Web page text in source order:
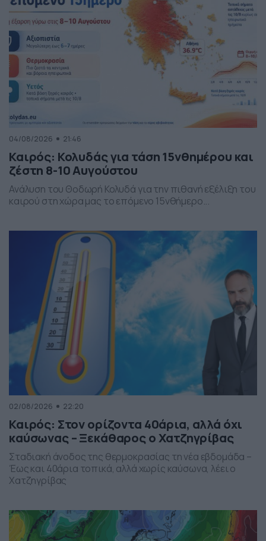
04/08/2026 21:46
Καιρός: Κολυδάς για τάση 15νθημέρου και
ζέστη 8-10 Αυγούστου
Ανάλυση του Θοδωρή Κολυδά για την πιθανή εξέλιξη του
καιρού στη χώρα μας το επόμενο 15νθήμερο...
02/08/2026 22:20
Καιρός: Στον ορίζοντα 40άρια, αλλά όχι
καύσωνας – Ξεκάθαρος ο Χατζηγρίβας
Σταδιακή άνοδος της θερμοκρασίας τη νέα εβδομάδα –
Έως και 40άρια τοπικά, αλλά χωρίς καύσωνα, λέει ο
Χατζηγρίβας